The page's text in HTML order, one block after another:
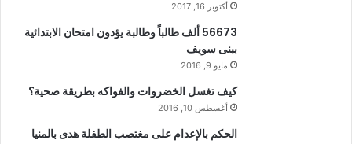
أكتوبر 16, 2017
56673 ألف طالباً وطالبة يؤدون امتحان الابتدائية
ببنى سويف
مايو 9, 2016
كيف تغسل الخضروات والفواكه بطريقة صحية؟
أغسطس 10, 2016
الحكم بالإعدام على مغتصب الطفلة هدى بالمنيا